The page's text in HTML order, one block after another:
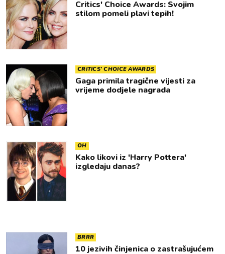
Critics' Choice Awards: Svojim
stilom pomeli plavi tepih!
CRITICS' CHOICE AWARDS
Gaga primila tragične vijesti za
vrijeme dodjele nagrada
OH
Kako likovi iz 'Harry Pottera'
izgledaju danas?
BRRR
10 jezivih činjenica o zastrašujućem